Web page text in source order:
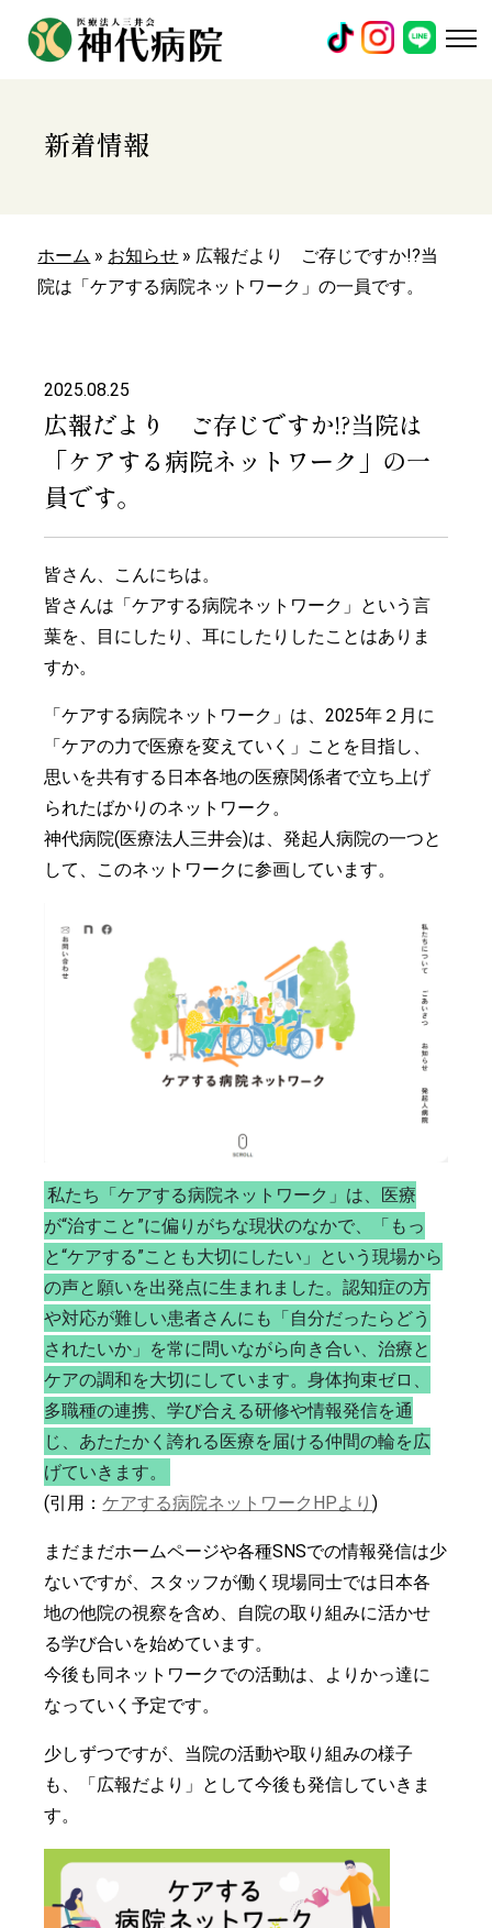
新着情報
ホーム » お知らせ » 広報だより ご存じですか!?当
院は「ケアする病院ネットワーク」の一員です。
2025.08.25
広報だより ご存じですか!?当院は
「ケアする病院ネットワーク」の一
員です。
皆さん、こんにちは。
皆さんは「ケアする病院ネットワーク」という言
葉を、目にしたり、耳にしたりしたことはありま
すか。
「ケアする病院ネットワーク」は、2025年２月に
「ケアの力で医療を変えていく」ことを目指し、
思いを共有する日本各地の医療関係者で立ち上げ
られたばかりのネットワーク。
神代病院(医療法人三井会)は、発起人病院の一つと
して、このネットワークに参画しています。
私たち「ケアする病院ネットワーク」は、医療
が“治すこと”に偏りがちな現状のなかで、「もっ
と“ケアする”ことも大切にしたい」という現場から
の声と願いを出発点に生まれました。認知症の方
や対応が難しい患者さんにも「自分だったらどう
されたいか」を常に問いながら向き合い、治療と
ケアの調和を大切にしています。身体拘束ゼロ、
多職種の連携、学び合える研修や情報発信を通
じ、あたたかく誇れる医療を届ける仲間の輪を広
げていきます。
(引用：ケアする病院ネットワークHPより)
まだまだホームページや各種SNSでの情報発信は少
ないですが、スタッフが働く現場同士では日本各
地の他院の視察を含め、自院の取り組みに活かせ
る学び合いを始めています。
今後も同ネットワークでの活動は、よりかっ達に
なっていく予定です。
少しずつですが、当院の活動や取り組みの様子
も、「広報だより」として今後も発信していきま
す。